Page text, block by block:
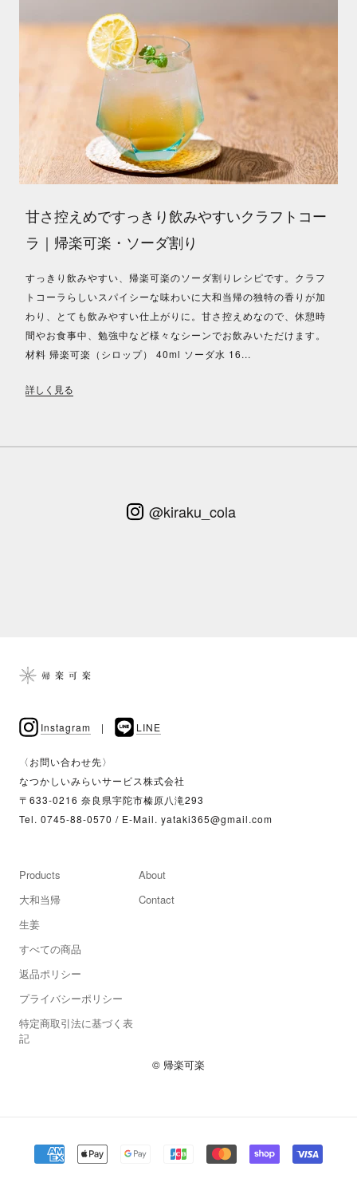
甘さ控えめですっきり飲みやすいクラフトコー
ラ｜帰楽可楽・ソーダ割り
すっきり飲みやすい、帰楽可楽のソーダ割りレシピです。クラフ
トコーラらしいスパイシーな味わいに大和当帰の独特の香りが加
わり、とても飲みやすい仕上がりに。甘さ控えめなので、休憩時
間やお食事中、勉強中など様々なシーンでお飲みいただけます。
材料 帰楽可楽（シロップ） 40ml ソーダ水 16...
詳しく見る
@kiraku_cola
Instagram | LINE
〈お問い合わせ先〉
なつかしいみらいサービス株式会社
〒633-0216 奈良県宇陀市榛原八滝293
Tel. 0745-88-0570 / E-Mail. yataki365@gmail.com
Products
大和当帰
生姜
すべての商品
About
Contact
返品ポリシー
プライバシーポリシー
特定商取引法に基づく表
記
© 帰楽可楽